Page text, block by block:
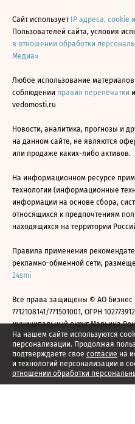
На нашем сайте используются
персонализации. Продолжая
подтверждаете свое согласие на
и технологий персонализации в
отношении обработки
Сайт использует IP адреса, cookie
Пользователей сайта, условия
в отношении обработки
Медиа»
Любое использование материалов
соблюдении правил перепечатки
vedomosti.ru
Новости, аналитика, прогнозы и
на данном сайте, не являются
или продаже каких-либо активов.
На информационном ресурсе
технологии (информационные
информации на основе сбора,
относящихся к предпочтениям
находящихся на территории
Правила применения
рекламно-обменной сети,
24smi
Все права защищены © АО
7712108141/771501001, ОГРН
муниципальный округ Марьина
2026